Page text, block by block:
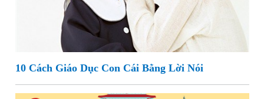
10 Cách Giáo Dục Con Cái Bằng Lời Nói